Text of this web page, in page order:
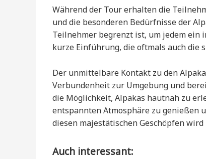
Während der Tour erhalten die
und die besonderen Bedürfnisse der
Teilnehmer begrenzt ist, um jedem ein
kurze Einführung, die oftmals auch die
Der unmittelbare Kontakt zu den
Verbundenheit zur Umgebung und
die Möglichkeit, Alpakas hautnah zu
entspannten Atmosphäre zu genießen
diesen majestätischen Geschöpfen
Auch interessant: